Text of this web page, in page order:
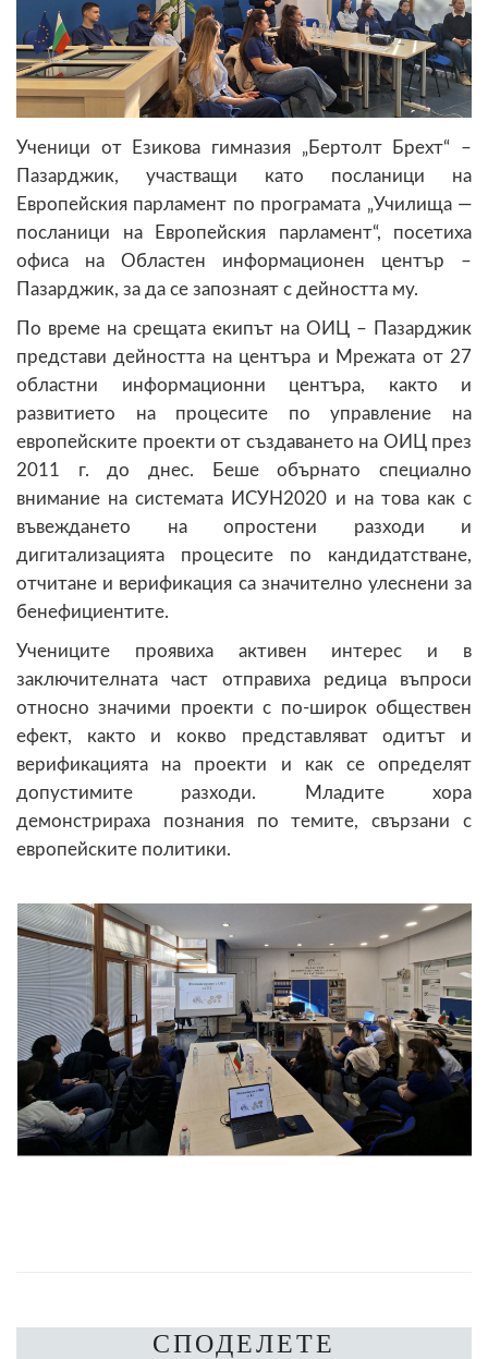
Ученици от Езикова гимназия „Бертолт Брехт“ –
Пазарджик, участващи като посланици на
Европейския парламент по програмата „Училища —
посланици на Европейския парламент“, посетиха
офиса на Областен информационен център –
Пазарджик, за да се запознаят с дейността му.
По време на срещата екипът на ОИЦ – Пазарджик
представи дейността на центъра и Мрежата от 27
областни информационни центъра, както и
развитието на процесите по управление на
европейските проекти от създаването на ОИЦ през
2011 г. до днес. Беше обърнато специално
внимание на системата ИСУН2020 и на това как с
въвеждането на опростени разходи и
дигитализацията процесите по кандидатстване,
отчитане и верификация са значително улеснени за
бенефициентите.
Учениците проявиха активен интерес и в
заключителната част отправиха редица въпроси
относно значими проекти с по-широк обществен
ефект, както и кокво представляват одитът и
верификацията на проекти и как се определят
допустимите разходи. Младите хора
демонстрираха познания по темите, свързани с
европейските политики.
СПОДЕЛЕТЕ